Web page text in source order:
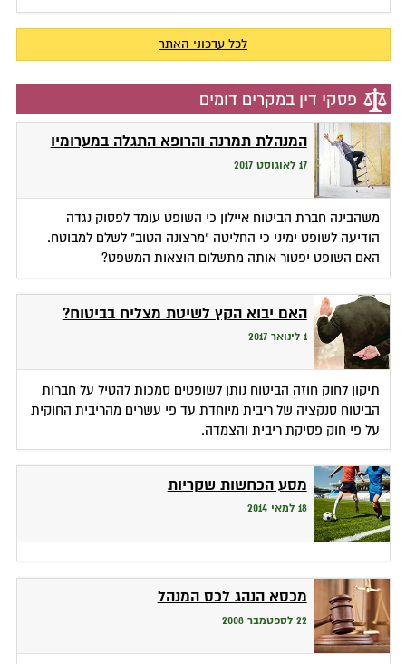
לכל עדכוני האתר
פסקי דין במקרים דומים
המנהלת תמרנה והרופא התגלה במערומיו
17 לאוגוסט 2017
משהבינה חברת הביטוח איילון כי השופט עומד לפסוק נגדה
הודיעה לשופט ימיני כי החליטה "מרצונה הטוב" לשלם למבוטח.
האם השופט יפטור אותה מתשלום הוצאות המשפט?
האם יבוא הקץ לשיטת מצליח בביטוח?
1 לינואר 2017
תיקון לחוק חוזה הביטוח נותן לשופטים סמכות להטיל על חברות
הביטוח סנקציה של ריבית מיוחדת עד פי עשרים מהריבית החוקית
על פי חוק פסיקת ריבית והצמדה.
מסע הכחשות שקריות
18 למאי 2014
מכסא הנהג לכס המנהל
22 לספטמבר 2008